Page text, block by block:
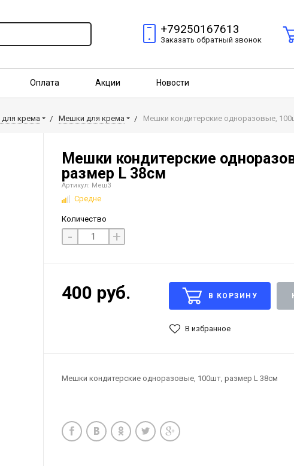
+79250167613
Заказать обратный звонок
Оплата Акции Новости
для крема Мешки для крема Мешки кондитерские одноразовые,
Мешки кондитерские
размер L 38см
Артикул: Меш3
Средне
Количество
- +
400 руб. В КОРЗИНУ
В избранное
Мешки кондитерские одноразовые, 100шт, размер L 38см